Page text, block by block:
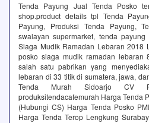
Tenda Payung Jual Tenda Posko
shop.product details tpl Tenda
Payung, Produksi Tenda Payung,
swalayan supermarket, tenda
Siaga Mudik Ramadan Lebaran 2018
posko siaga mudik ramadan lebaran
salah satu pabrikan yang
lebaran di 33 titik di sumatera, jawa,
Tenda Murah Sidoarjo CV
produksitendacafemurah Harga Tenda
(Hubungi CS) Harga Tenda Posko
Harga Tenda Terop Lengkung